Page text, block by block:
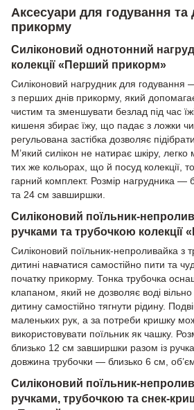
Аксесуари для годування та
прикорму
Силіконовий однотонний
колекції «Перший прикорм»
Силіконовий нагрудник для годування
з перших днів прикорму, який
чистим та зменшувати безлад під час
кишеня збирає їжу, що падає з ложки
регульована застібка дозволяє
М’який силікон не натирає шкіру,
тих же кольорах, що й посуд колекції,
гарний комплект. Розмір нагрудника —
та 24 см завширшки.
Силіконовий поїльник-
ручками та трубочкою
Силіконовий поїльник-непроливайка з
дитині навчатися самостійно пити та
початку прикорму. Тонка трубочка
клапаном, який не дозволяє воді вільно
дитину самостійно тягнути рідину.
маленьких рук, а за потреби кришку
використовувати поїльник як чашку.
близько 12 см завширшки разом із
довжина трубочки — близько 6 см,
Силіконовий поїльник-
ручками, трубочкою та снек-